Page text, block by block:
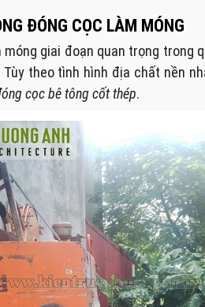
ĐÓNG CỌC LÀM MÓNG
móng giai đoạn quan trọng trong
Tùy theo tình hình địa chất nền
cọc bê tông cốt thép.